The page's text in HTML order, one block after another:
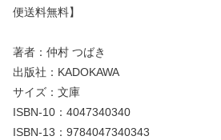
便送料無料】
著者：仲村 つばき
出版社：KADOKAWA
サイズ：文庫
ISBN-10：4047340340
ISBN-13：9784047340343